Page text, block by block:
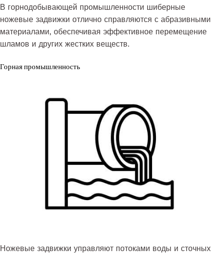
В горнодобывающей промышленности шиберные
ножевые задвижки отлично справляются с абразивными
материалами, обеспечивая эффективное перемещение
шламов и других жестких веществ.
Горная промышленность
Ножевые задвижки управляют потоками воды и сточных